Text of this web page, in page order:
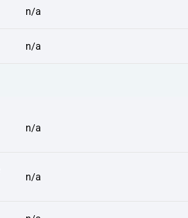
n/a
n/a
n/a
n/a